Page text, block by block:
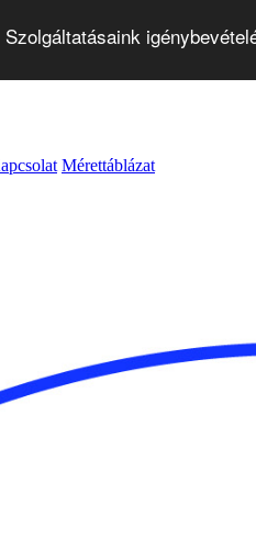
Mérettáblázat